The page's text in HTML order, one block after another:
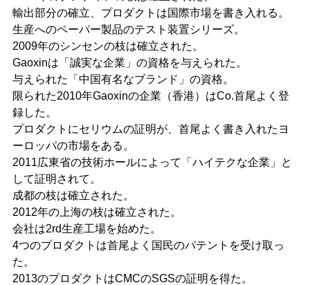
輸出部分の確立、プロダクトは国際市場を書き入れる。
生産へのペーパー製品のテスト装置シリーズ。
2009年のシンセンの枝は確立された。
Gaoxinは「誠実な企業」の資格を与えられた。
与えられた「中国有名なブランド」の資格。
限られた2010年Gaoxinの企業（香港）はCo.首尾よく登
録した。
プロダクトにセリウムの証明が、首尾よく書き入れたヨ
ーロッパの市場をある。
2011広東省の技術ホールによって「ハイテクな企業」と
して証明されて。
成都の枝は確立された。
2012年の上海の枝は確立された。
会社は2rd生産工場を始めた。
4つのプロダクトは首尾よく国民のパテントを受け取っ
た。
2013のプロダクトはCMCのSGSの証明を得た。